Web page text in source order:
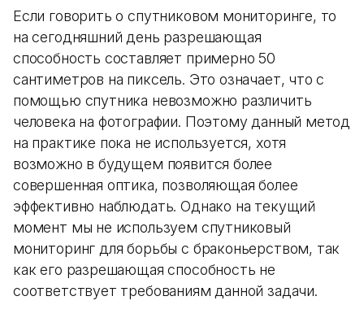
Если говорить о спутниковом мониторинге, то
на сегодняшний день разрешающая
способность составляет примерно 50
сантиметров на пиксель. Это означает, что с
помощью спутника невозможно различить
человека на фотографии. Поэтому данный метод
на практике пока не используется, хотя
возможно в будущем появится более
совершенная оптика, позволяющая более
эффективно наблюдать. Однако на текущий
момент мы не используем спутниковый
мониторинг для борьбы с браконьерством, так
как его разрешающая способность не
соответствует требованиям данной задачи.